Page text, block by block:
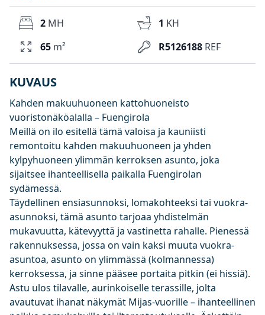
R5126188 REF
2 MH 1 KH
65 m²
KUVAUS
Kahden makuuhuoneen kattohuoneisto
vuoristonäköalalla – Fuengirola
Meillä on ilo esitellä tämä valoisa ja kauniisti
remontoitu kahden makuuhuoneen ja yhden
kylpyhuoneen ylimmän kerroksen asunto, joka
sijaitsee ihanteellisella paikalla Fuengirolan
sydämessä.
Täydellinen ensiasunnoksi, lomakohteeksi tai vuokra-
asunnoksi, tämä asunto tarjoaa yhdistelmän
mukavuutta, kätevyyttä ja vastinetta rahalle. Pienessä
rakennuksessa, jossa on vain kaksi muuta vuokra-
asuntoa, asunto on ylimmässä (kolmannessa)
kerroksessa, ja sinne pääsee portaita pitkin (ei hissiä).
Astu ulos tilavalle, aurinkoiselle terassille, jolta
avautuvat ihanat näkymät Mijas-vuorille – ihanteellinen